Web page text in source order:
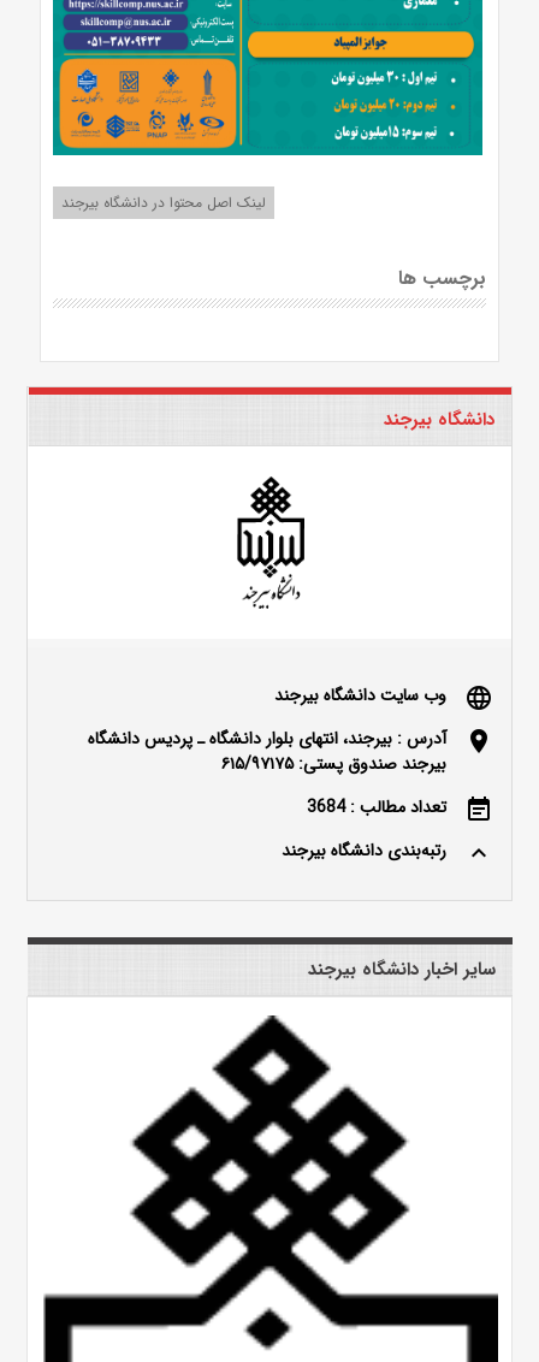
لینک اصل محتوا در دانشگاه بیرجند
برچسب ها
دانشگاه بیرجند
language وب سایت دانشگاه بیرجند
location_on
آدرس : بیرجند، انتهای بلوار دانشگاه ـ پردیس دانشگاه
بیرجند صندوق پستی: ۶۱۵/۹۷۱۷۵
event_note تعداد مطالب : 3684
keyboard_arrow_up رتبه‌بندی دانشگاه بیرجند
سایر اخبار دانشگاه بیرجند